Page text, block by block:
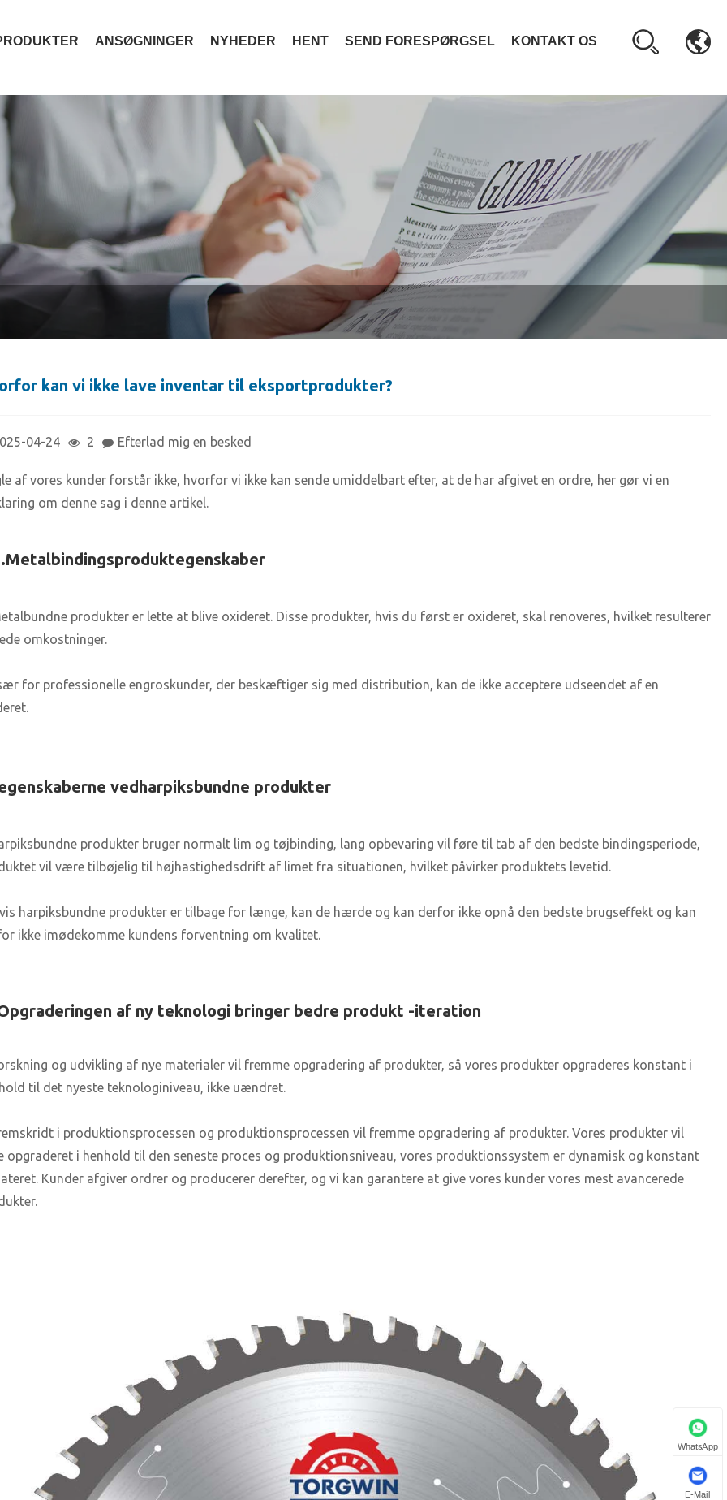
ANSØGNINGER NYHEDER HENT SEND FORESPØRGSEL KONTAKT OS
kan vi ikke lave inventar til eksportprodukter?
04-24 2 Efterlad mig en besked
af vores kunder forstår ikke, hvorfor vi ikke kan sende umiddelbart efter, at de har afgivet en ordre, her gør vi en
om denne sag i denne artikel.
Metalbindingsproduktegenskaber
produkter er lette at blive oxideret. Disse produkter, hvis du først er oxideret, skal renoveres, hvilket resulterer
omkostninger.
for professionelle engroskunder, der beskæftiger sig med distribution, kan de ikke acceptere udseendet af en
vedharpiksbundne produkter
produkter bruger normalt lim og tøjbinding, lang opbevaring vil føre til tab af den bedste bindingsperiode,
vil være tilbøjelig til højhastighedsdrift af limet fra situationen, hvilket påvirker produktets levetid.
harpiksbundne produkter er tilbage for længe, ​​kan de hærde og kan derfor ikke opnå den bedste brugseffekt og kan
ikke imødekomme kundens forventning om kvalitet.
af ​​ny teknologi bringer bedre produkt -iteration
og udvikling af nye materialer vil fremme opgradering af produkter, så vores produkter opgraderes konstant i
til det nyeste teknologiniveau, ikke uændret.
i produktionsprocessen og produktionsprocessen vil fremme opgradering af produkter. Vores produkter vil
opgraderet i henhold til den seneste proces og produktionsniveau, vores produktionssystem er dynamisk og konstant
Kunder afgiver ordrer og producerer derefter, og vi kan garantere at give vores kunder vores mest avancerede
WhatsApp
E-Mail